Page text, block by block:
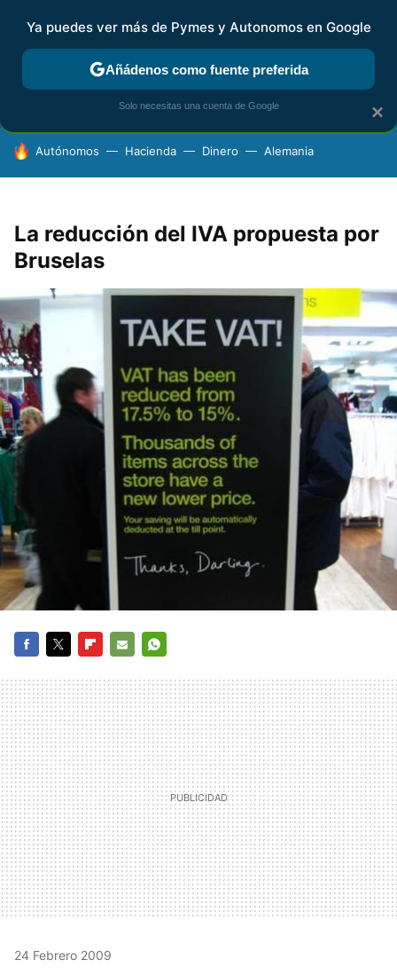
FISCALIDAD Y CONTABILIDAD KIT DIGITAL RENTA
HOY SE HABLA DE
Autónomos Hacienda Dinero Alemania
La reducción del IVA propuesta por
Bruselas
MAIL
24 Febrero 2009
×
Ya puedes ver más de Pymes y Autonomos en Google
Añádenos como fuente preferida
Solo necesitas una cuenta de Google